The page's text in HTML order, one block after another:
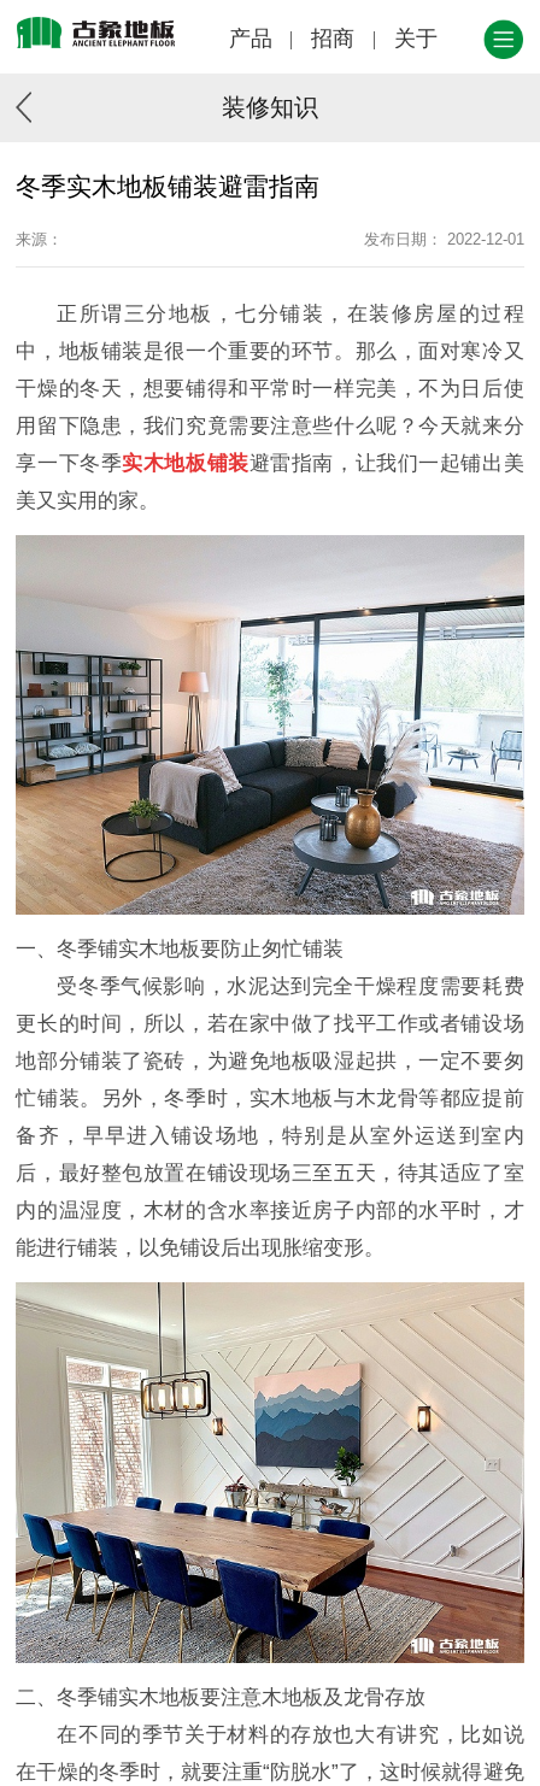
产品 招商 关于
装修知识
冬季实木地板铺装避雷指南
来源： 发布日期： 2022-12-01
正所谓三分地板，七分铺装，在装修房屋的过程
中，地板铺装是很一个重要的环节。那么，面对寒冷又
干燥的冬天，想要铺得和平常时一样完美，不为日后使
用留下隐患，我们究竟需要注意些什么呢？今天就来分
享一下冬季实木地板铺装避雷指南，让我们一起铺出美
美又实用的家。
一、冬季铺实木地板要防止匆忙铺装
受冬季气候影响，水泥达到完全干燥程度需要耗费
更长的时间，所以，若在家中做了找平工作或者铺设场
地部分铺装了瓷砖，为避免地板吸湿起拱，一定不要匆
忙铺装。另外，冬季时，实木地板与木龙骨等都应提前
备齐，早早进入铺设场地，特别是从室外运送到室内
后，最好整包放置在铺设现场三至五天，待其适应了室
内的温湿度，木材的含水率接近房子内部的水平时，才
能进行铺装，以免铺设后出现胀缩变形。
二、冬季铺实木地板要注意木地板及龙骨存放
在不同的季节关于材料的存放也大有讲究，比如说
在干燥的冬季时，就要注重“防脱水”了，这时候就得避免